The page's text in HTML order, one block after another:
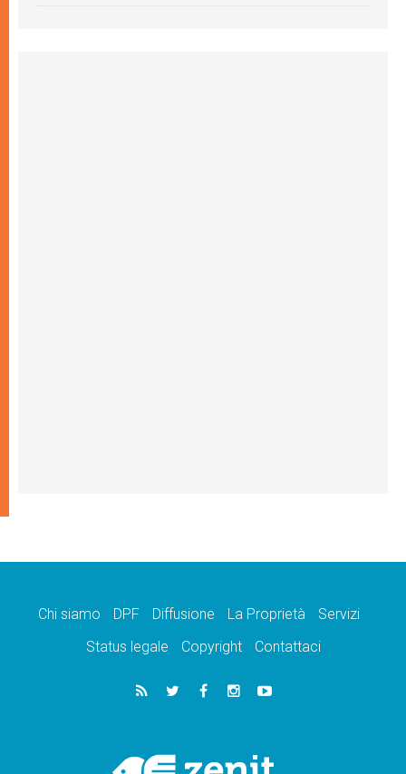
Chi siamo DPF Diffusione La Proprietà
Servizi
Status legale
Copyright Contattaci